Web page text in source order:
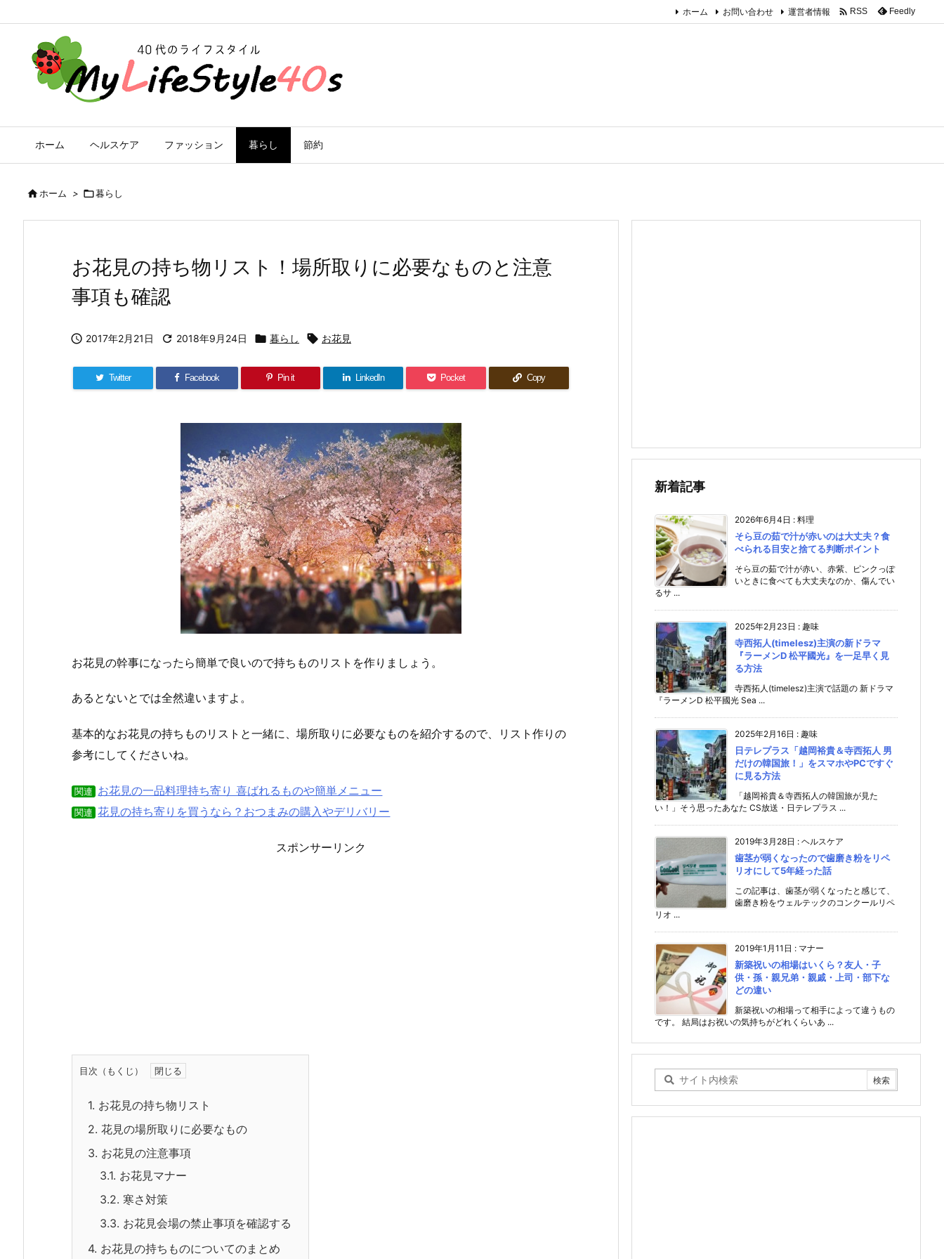
ホーム ヘルスケア ファッション 暮らし 節約
ホーム お問い合わせ 運営者情報  RSS Feedly
ホーム > 暮らし
お花見の持ち物リスト！場所取りに必要なものと注意
事項も確認
 2017年2月21日  2018年9月24日  暮らし  お花見
Twitter Facebook Pin it LinkedIn Pocket Copy
お花見の幹事になったら簡単で良いので持ちものリストを作りましょう。
あるとないとでは全然違いますよ。
基本的なお花見の持ちものリストと一緒に、場所取りに必要なものを紹介するので、リスト作りの
参考にしてくださいね。
関連 お花見の一品料理持ち寄り 喜ばれるものや簡単メニュー
関連 花見の持ち寄りを買うなら？おつまみの購入やデリバリー
スポンサーリンク
目次（もくじ）
1. お花見の持ち物リスト
2. 花見の場所取りに必要なもの
3. お花見の注意事項
3.1. お花見マナー
3.2. 寒さ対策
3.3. お花見会場の禁止事項を確認する
4. お花見の持ちものについてのまとめ
新着記事
2026年6月4日 : 料理
そら豆の茹で汁が赤いのは大丈夫？食
べられる目安と捨てる判断ポイント
そら豆の茹で汁が赤い、赤紫、ピンクっぽ
いときに食べても大丈夫なのか、傷んでい
るサ ...
2025年2月23日 : 趣味
寺西拓人(timelesz)主演の新ドラマ
『ラーメンD 松平國光』を一足早く見
る方法
寺西拓人(timelesz)主演で話題の 新ドラマ
『ラーメンD 松平國光 Sea ...
2025年2月16日 : 趣味
日テレプラス「越岡裕貴＆寺西拓人 男
だけの韓国旅！」をスマホやPCですぐ
に見る方法
「越岡裕貴＆寺西拓人の韓国旅が見た
い！」そう思ったあなた CS放送・日テレプラス ...
2019年3月28日 : ヘルスケア
歯茎が弱くなったので歯磨き粉をリペ
リオにして5年経った話
この記事は、歯茎が弱くなったと感じて、
歯磨き粉をウェルテックのコンクールリペ
リオ ...
2019年1月11日 : マナー
新築祝いの相場はいくら？友人・子
供・孫・親兄弟・親戚・上司・部下な
どの違い
新築祝いの相場って相手によって違うもの
です。 結局はお祝いの気持ちがどれくらいあ ...